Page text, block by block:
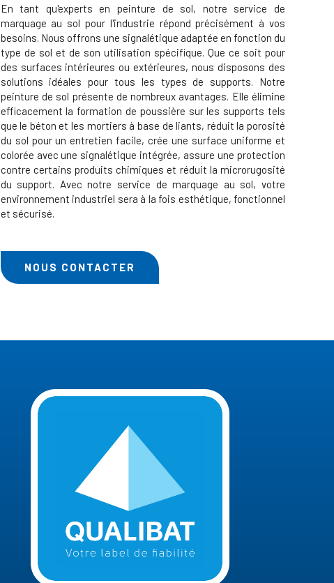
En tant qu'experts en peinture de sol, notre service de
marquage au sol pour l'industrie répond précisément à vos
besoins. Nous offrons une signalétique adaptée en fonction du
type de sol et de son utilisation spécifique. Que ce soit pour
des surfaces intérieures ou extérieures, nous disposons des
solutions idéales pour tous les types de supports. Notre
peinture de sol présente de nombreux avantages. Elle élimine
efficacement la formation de poussière sur les supports tels
que le béton et les mortiers à base de liants, réduit la porosité
du sol pour un entretien facile, crée une surface uniforme et
colorée avec une signalétique intégrée, assure une protection
contre certains produits chimiques et réduit la microrugosité
du support. Avec notre service de marquage au sol, votre
environnement industriel sera à la fois esthétique, fonctionnel
et sécurisé.
NOUS CONTACTER